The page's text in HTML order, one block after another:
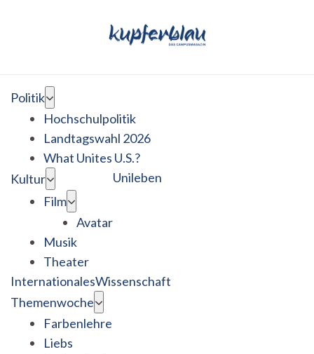
Politik
Hochschulpolitik
Landtagswahl 2026
What Unites U.S.?
Kultur
Film
Avatar
Musik
Theater
Unileben
InternationalesWissenschaft
Themenwoche
Farbenlehre
Liebs